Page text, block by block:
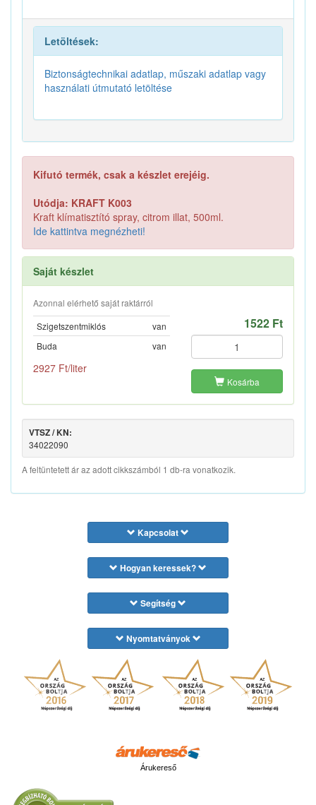
Letöltések:
Biztonságtechnikai adatlap, műszaki adatlap vagy
használati útmutató letöltése
Kifutó termék, csak a készlet erejéig.
Utódja: KRAFT K003
Kraft klímatisztító spray, citrom illat, 500ml.
Ide kattintva megnézheti!
Saját készlet
Azonnal elérhető saját raktárról
Szigetszentmiklós
van
Buda
van
2927 Ft/liter
1522 Ft
Kosárba
VTSZ / KN:
34022090
A feltüntetett ár az adott cikkszámból 1 db-ra vonatkozik.
Kapcsolat
Hogyan keressek?
Segítség
Nyomtatványok
Árukereső